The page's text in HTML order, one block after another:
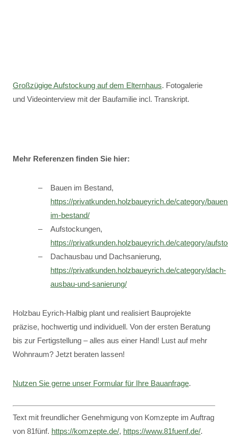
Großzügige Aufstockung auf dem Elternhaus. Fotogalerie
und Videointerview mit der Baufamilie incl. Transkript.
Mehr Referenzen finden Sie hier:
Bauen im Bestand,
https://privatkunden.holzbaueyrich.de/category/
im-bestand/
Aufstockungen,
https://privatkunden.holzbaueyrich.de/category/
Dachausbau und Dachsanierung,
https://privatkunden.holzbaueyrich.de/category/dach-
ausbau-und-sanierung/
Holzbau Eyrich-Halbig plant und realisiert Bauprojekte
präzise, hochwertig und individuell. Von der ersten Beratung
bis zur Fertigstellung – alles aus einer Hand! Lust auf mehr
Wohnraum? Jetzt beraten lassen!
Nutzen Sie gerne unser Formular für Ihre Bauanfrage.
Text mit freundlicher Genehmigung von Komzepte im Auftrag
von 81fünf. https://komzepte.de/, https://www.81fuenf.de/.